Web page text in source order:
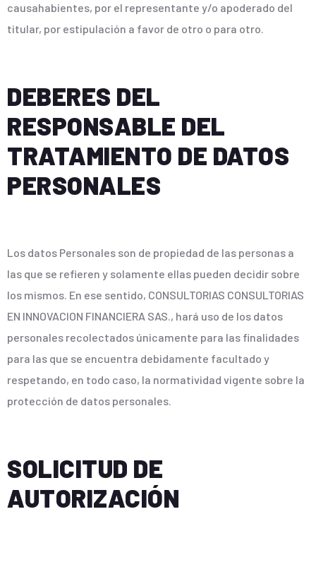
causahabientes, por el representante y/o apoderado del
titular, por estipulación a favor de otro o para otro.
DEBERES DEL
RESPONSABLE DEL
TRATAMIENTO DE DATOS
PERSONALES
Los datos Personales son de propiedad de las personas a
las que se refieren y solamente ellas pueden decidir sobre
los mismos. En ese sentido, CONSULTORIAS CONSULTORIAS
EN INNOVACION FINANCIERA SAS., hará uso de los datos
personales recolectados únicamente para las finalidades
para las que se encuentra debidamente facultado y
respetando, en todo caso, la normatividad vigente sobre la
protección de datos personales.
SOLICITUD DE
AUTORIZACIÓN